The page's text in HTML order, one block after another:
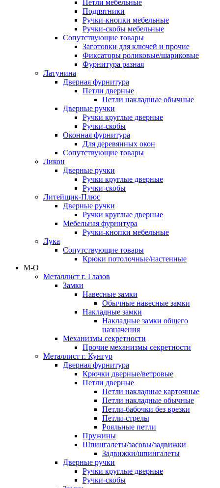
Петли мебельные
Подпятники
Ручки-кнопки мебельные
Ручки-скобы мебельные
Сопутствующие товары
Заготовки для ключей и прочие
Фиксаторы роликовые/шариковые
Фурнитура разная
Латунина
Дверная фурнитура
Петли дверные
Петли накладные обычные
Дверные ручки
Ручки круглые дверные
Ручки-скобы
Оконная фурнитура
Для деревянных окон
Сопутствующие товары
Ликон
Дверные ручки
Ручки круглые дверные
Ручки-скобы
Литейщик-Плюс
Дверные ручки
Ручки круглые дверные
Мебельная фурнитура
Ручки-кнопки мебельные
Лука
Сопутствующие товары
Крюки потолочные/настенные
М-О
Металлист г. Глазов
Замки
Навесные замки
Обычные навесные замки
Накладные замки
Накладные замки общего
назначения
Механизмы секретности
Прочие механизмы секретности
Металлист г. Кунгур
Дверная фурнитура
Крючки дверные/ветровые
Петли дверные
Петли накладные карточные
Петли накладные обычные
Петли-бабочки без врезки
Петли-стрелы
Рояльные петли
Пружины
Шпингалеты/засовы/задвижки
Задвижки/шпингалеты
Дверные ручки
Ручки круглые дверные
Ручки-скобы